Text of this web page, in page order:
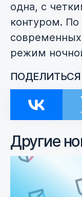
одна, с
контуром.
современных
режим
ПОДЕЛИТЬСЯ
Другие